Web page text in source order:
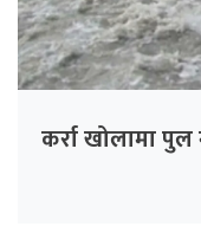
कर्रा खोलामा